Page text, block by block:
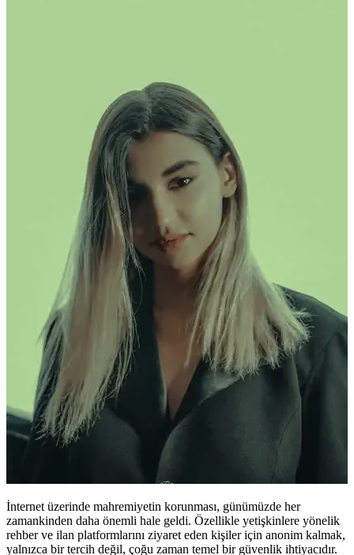
İnternet üzerinde mahremiyetin korunması, günümüzde her
zamankinden daha önemli hale geldi. Özellikle yetişkinlere yönelik
rehber ve ilan platformlarını ziyaret eden kişiler için anonim kalmak,
yalnızca bir tercih değil, çoğu zaman temel bir güvenlik ihtiyacıdır.